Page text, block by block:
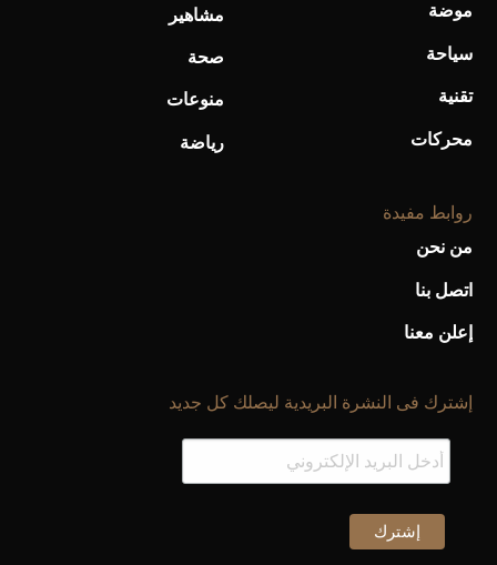
موضة
سياحة
تقنية
محركات
مشاهير
صحة
منوعات
رياضة
روابط مفيدة
من نحن
اتصل بنا
إعلن معنا
إشترك فى النشرة البريدية ليصلك كل جديد